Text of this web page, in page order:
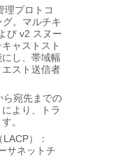
理プロトコ
。マルチキ
び v2 スヌー
ャストスト
し、帯域幅
スト送信者
ら宛先までの
より、トラ
。
）：
サネットチ